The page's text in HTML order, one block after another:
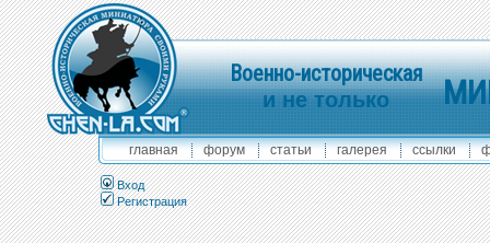
Военно-историческая
и не только
главная форум статьи галерея ссылки
Вход
Регистрация